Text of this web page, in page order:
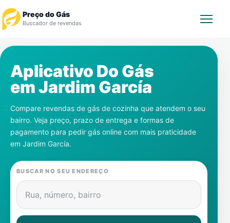
Preço do Gás
Buscador de revendas
Revendedor
Notícias
Cadastre-se
Gás
Contatos
Aplicativo Do Gás
emJardim García
Compare revendas de gás de cozinha que atendem o seu
bairro. Veja preço, prazo de entrega e formas de
pagamento para pedir gás online com mais praticidade
em Jardim García.
BUSCAR NO SEU ENDEREÇO
Rua, número, bairro